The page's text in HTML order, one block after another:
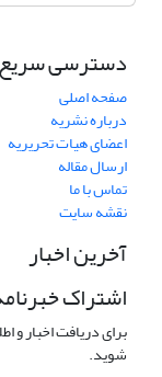
دسترسی سریع
صفحه اصلی
درباره نشریه
اعضای هیات تحریریه
ارسال مقاله
تماس با ما
نقشه سایت
آخرین اخبار
اشتراک
برای دریافت اخبار و
شوید.